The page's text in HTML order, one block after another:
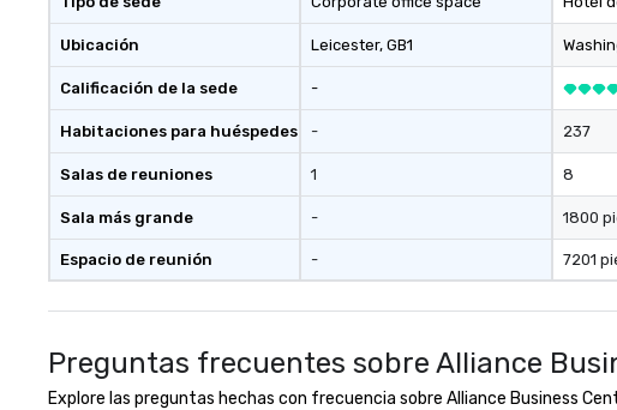
different locations! These quick
connections create a friendly,
collaborative environment and
boost communication beyond the
event itself.
your group. Perfect for meetings,
offsites and conferences.
Ubicación
Calificación de la sede
Habitaciones para huéspedes
Salas de reuniones
Sala más grande
Espacio de reunión
Leicester, GB1
-
-
1
-
-
237
8
1800
7201
Preguntas frecuentes sobre Alliance
Explore las preguntas hechas con frecuencia sobre Alliance Business